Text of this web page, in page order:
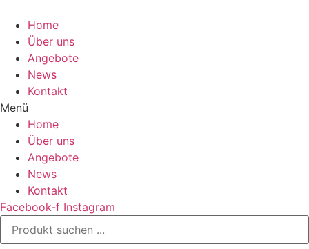
Inhalt
wechseln
Home
Über uns
Angebote
News
Kontakt
Menü
Home
Über uns
Angebote
News
Kontakt
Facebook-f Instagram
Search